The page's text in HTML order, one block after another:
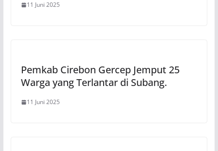
11 Juni 2025
Pemkab Cirebon Gercep Jemput 25
Warga yang Terlantar di Subang.
11 Juni 2025